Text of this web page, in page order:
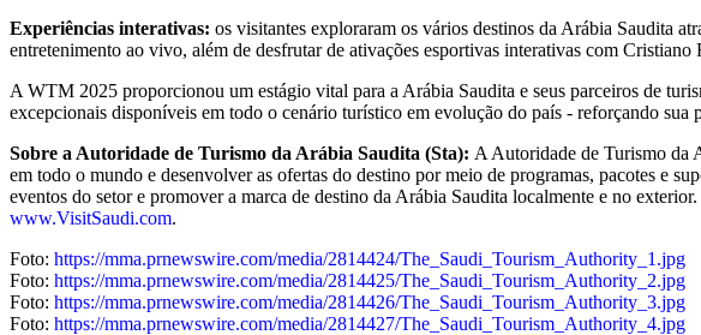
Experiências interativas: os visitantes exploraram os vários destinos da Arábia Saudita
entretenimento ao vivo, além de desfrutar de ativações esportivas interativas com Cristiano
A WTM 2025 proporcionou um estágio vital para a Arábia Saudita e seus parceiros de
excepcionais disponíveis em todo o cenário turístico em evolução do país - reforçando
Sobre a Autoridade de Turismo da Arábia Saudita (Sta): A Autoridade de Turismo da
em todo o mundo e desenvolver as ofertas do destino por meio de programas, pacotes e
eventos do setor e promover a marca de destino da Arábia Saudita localmente e no
www.VisitSaudi.com.
Foto: https://mma.prnewswire.com/media/2814424/The_Saudi_Tourism_Authority_1.jpg
Foto: https://mma.prnewswire.com/media/2814425/The_Saudi_Tourism_Authority_2.jpg
Foto: https://mma.prnewswire.com/media/2814426/The_Saudi_Tourism_Authority_3.jpg
Foto: https://mma.prnewswire.com/media/2814427/The_Saudi_Tourism_Authority_4.jpg